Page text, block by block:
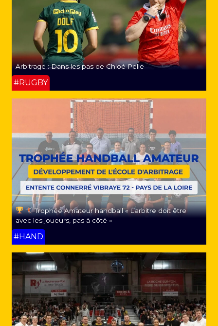
Arbitrage : Dans les pas de Chloé Pelle
#RUGBY
Trophée Amateur handball « L’arbitre doit être
avec les joueurs, pas à côté »
#HAND